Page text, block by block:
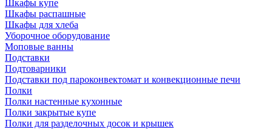
Шкафы купе
Шкафы распашные
Шкафы для хлеба
Уборочное оборудование
Моповые ванны
Подставки
Подтоварники
Подставки под пароконвектомат и конвекционные печи
Полки
Полки настенные кухонные
Полки закрытые купе
Полки для разделочных досок и крышек